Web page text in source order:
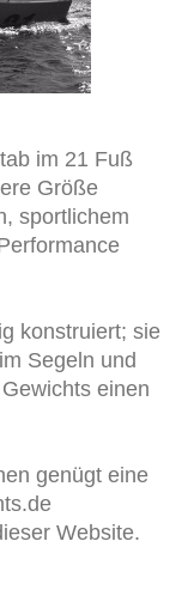
im 21 Fuß
Größe
sportlichem
konstruiert; sie
Segeln und
einen
genügt eine
Website.